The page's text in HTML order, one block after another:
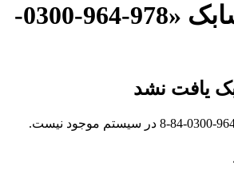
«
978-964-0300-
یافت نشد
در سیستم موجود نیست.